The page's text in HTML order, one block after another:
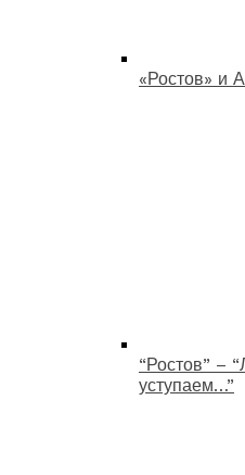
«Ростов» и
“Ростов” –
уступаем…”